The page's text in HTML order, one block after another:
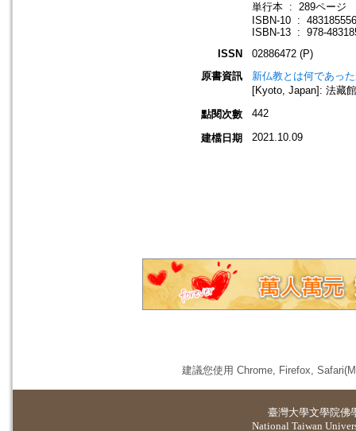
単行本 ‏ : ‎ 289ページ
ISBN-10 ‏ :
ISBN-13 ‏ : ‎ 978-
ISSN
02886472 (P)
原書資訊
新仏教とは何であっ
[Kyoto, Japan]: 法藏
點閱次數
442
建檔日期 2021.10.09
建議您使用 Chrome, Firefox,
臺灣大學文學院佛
National Taiwan